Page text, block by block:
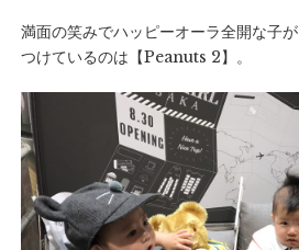
満面の笑みでハッピーオーラ全開な子が
つけているのは【Peanuts 2】。